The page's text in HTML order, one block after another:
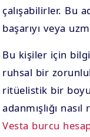
çalışabilirler. Bu
başarıyı veya
Bu kişiler için
ruhsal bir
ritüelistik bir
adanmışlığı
Vesta burcu